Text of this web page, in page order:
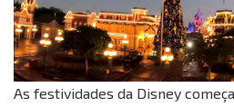
As festividades da Disney